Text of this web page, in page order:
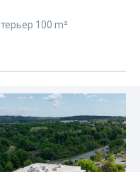
100 m²